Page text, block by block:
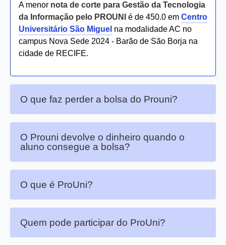
A menor nota de corte para Gestão da Tecnologia
da Informação pelo PROUNI
é de 450.0 em Centro
Universitário São Miguel na modalidade AC no
campus Nova Sede 2024 - Barão de São Borja na
cidade de RECIFE.
O que faz perder a bolsa do Prouni?
O Prouni devolve o dinheiro quando o
aluno consegue a bolsa?
O que é ProUni?
Quem pode participar do ProUni?